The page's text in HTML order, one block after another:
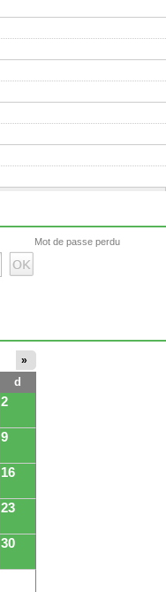
Mot de passe perdu
»
d
2
9
16
23
30